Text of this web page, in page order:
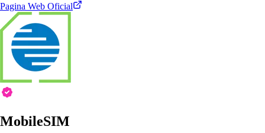
Pagina Web Oficial
MobileSIM